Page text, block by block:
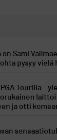
on Sami
pysyy vielä
Tourilla –
ja otti